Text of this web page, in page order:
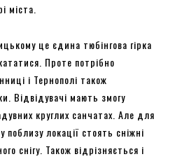
міста.
це єдина тюбінгова гірка
Проте потрібно
і Тернополі також
Відвідувачі мають змогу
круглих санчатах. Але для
поблизу локації стоять сніжні
снігу. Також відрізняється і